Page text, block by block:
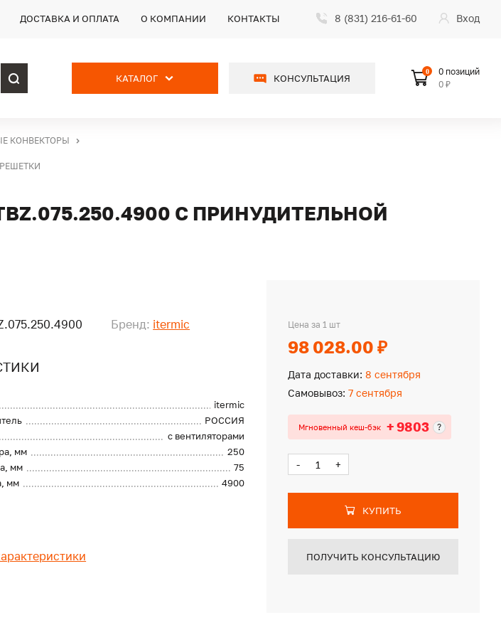
ДОСТАВКА И ОПЛАТА О КОМПАНИИ КОНТАКТЫ 8 (831) 216-61-60 Вход
КАТАЛОГ КОНСУЛЬТАЦИЯ
0
0 позиций
0 ₽
КОНВЕКТОРЫ
С ПРИНУДИТЕЛЬНОЙ
Бренд: itermic
itermic
РОССИЯ
с вентиляторами
мм
250
мм
75
мм
4900
Цена за 1 шт
98 028.00 ₽
Дата доставки: 8 сентября
Самовывоз: 7 сентября
Мгновенный кеш-бэк + 9803 ?
- +
КУПИТЬ
ПОЛУЧИТЬ КОНСУЛЬТАЦИЮ